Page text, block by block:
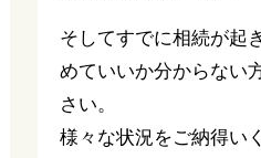
そしてすでに相続が起
めていいか分からない
さい。
様々な状況をご納得い